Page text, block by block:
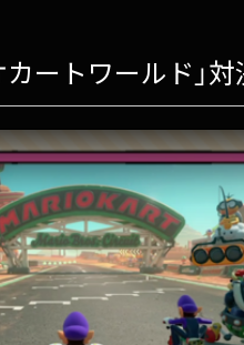
ートワールド」対